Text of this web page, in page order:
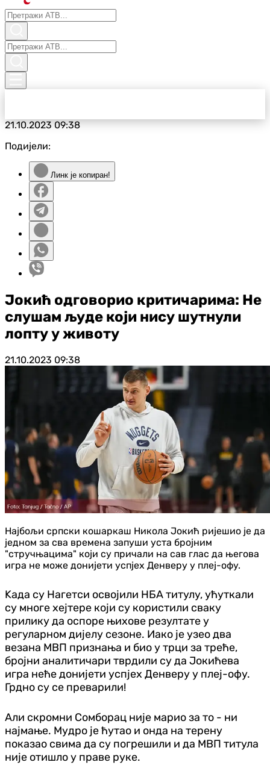
21.10.202309:38
Подијели:
Линк је копиран!
Јокић одговорио критичарима: Не
слушам људе који нису шутнули
лопту у животу
21.10.2023 09:38
Најбољи српски кошаркаш Никола Јокић ријешио је да
једном за сва времена запуши уста бројним
"стручњацима" који су причали на сав глас да његова
игра не може донијети успјех Денверу у плеј-офу.
Kада су Нагетси освојили НБА титулу, ућуткали
су многе хејтере који су користили сваку
прилику да оспоре њихове резултате у
регуларном дијелу сезоне. Иако је узео два
везана МВП признања и био у трци за треће,
бројни аналитичари тврдили су да Јокићева
игра неће донијети успјех Денверу у плеј-офу.
Грдно су се преварили!
Али скромни Сомборац није марио за то - ни
најмање. Мудро је ћутао и онда на терену
показао свима да су погрешили и да МВП титула
није отишло у праве руке.